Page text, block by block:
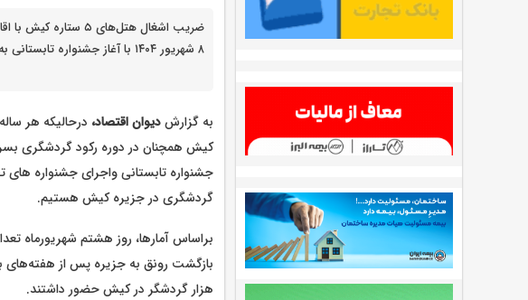
۸ شهریور ۱۴۰۴ با آغاز جشنواره تابستانی به ۷۶ درصد رسید.
به گزارشدیوان اقتصاد، درحالیکه هر
کیش همچنان در دوره رکود گردشگری بسر
جشنواره تابستانی واجرای جشنواره
گردشگری در جزیره کیش هستیم.
هزار گردشگر در کیش حضور داشتند.